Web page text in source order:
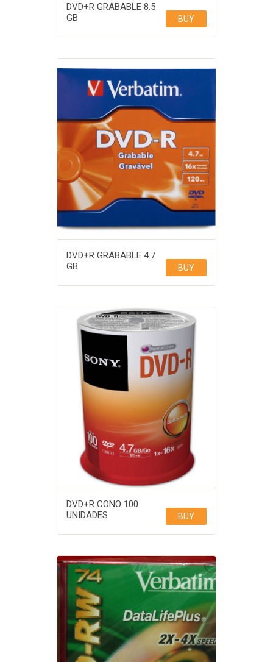
DVD+R GRABABLE 8.5
GB
BUY
DVD+R GRABABLE 4.7
GB
BUY
DVD+R CONO 100
UNIDADES
BUY